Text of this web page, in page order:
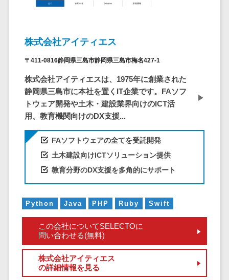
モバイルオーダーシステム>
ホテル管理システム>
HACCP管理アプリ>
人材紹介システム>
人材派遣管理システム>
校務支援システム>
Web出願システム>
バーチャル試着システム>
農業支援システム>
テム
システム連携
ツール
（iPaaS）
クラウド接続
サービス
キッティング
サービス
情シスアウト
ソーシング
セキュリティ
標的型攻撃メ
ール対策
セキュリテ
株式会社アイティエス
〒411-0816静岡県三島市静岡県三島市梅名427-1
株式会社アイティエスは、1975年に創業された
静岡県三島市に本社を置くIT企業です。FAソフ
トウェア開発や土木・建設業界向けのICT活
用、教育機関向けのDX支援...
FAソフトウェアの全てを受託開発
土木建設向けICTソリューション提供
教育分野のDX支援を多角的にサポート
Python Java PHP Ruby Swift
この会社についてSELECTOに
問い合わせる(無料)
株式会社アイティエス
の詳細情報を見る